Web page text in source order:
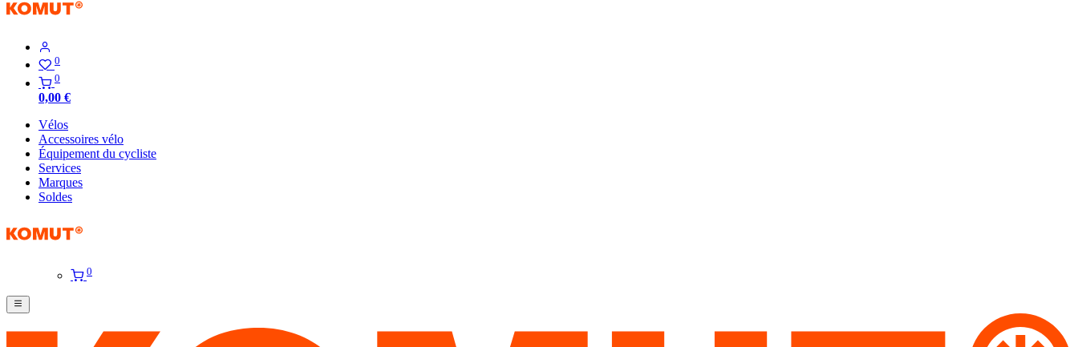
0
0
0,00 €
Vélos
Accessoires vélo
Équipement du cycliste
Services
Marques
Soldes
0